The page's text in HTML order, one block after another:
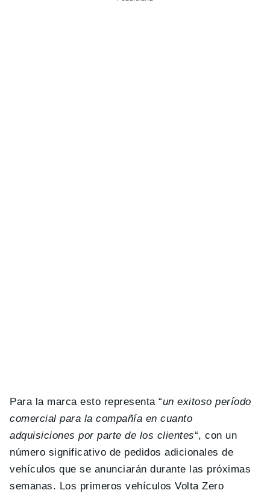
Para la marca esto representa “un exitoso período
comercial para la compañía en cuanto
adquisiciones por parte de los clientes“, con un
número significativo de pedidos adicionales de
vehículos que se anunciarán durante las próximas
semanas. Los primeros vehículos Volta Zero